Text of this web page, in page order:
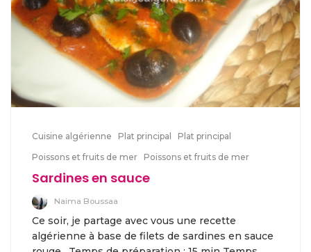
Cuisine algérienne Plat principal
Plat principal
Poissons et fruits de mer
Poissons et fruits de mer
Sardines en sauce
Naima Boussaa
Ce soir, je partage avec vous une recette
algérienne à base de filets de sardines en sauce